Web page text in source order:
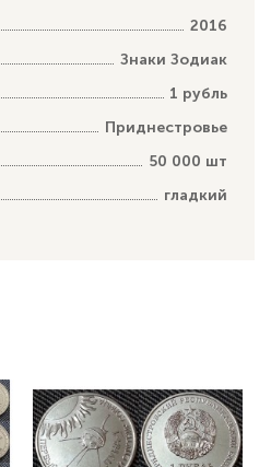
2016
Знаки Зодиак
1 рубль
Приднестровье
50 000 шт
гладкий